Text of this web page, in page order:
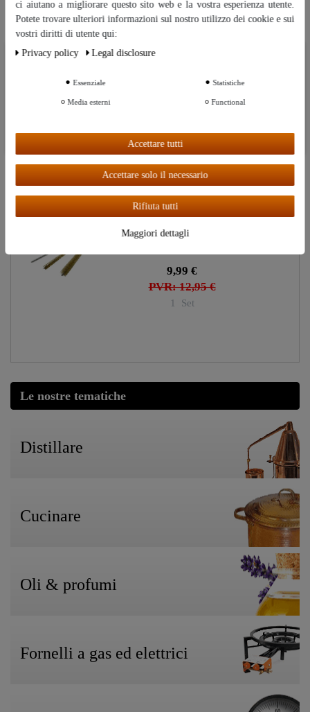
Artcoli simili
"Hecht" pipetta di misurazione
Ultima visualizzazione
"Hecht" spazzole per pipette | Set
da 4 pezzi
PVR: 12,95 €
9,99 €
1 Set
Le nostre tematiche
Distillare
Cucinare
Oli & profumi
Fornelli a gas ed elettrici
Ceres::Template.cookieBarHintText
Ceres::Template.cookieBarMoreSettings
Ceres::Template.cookieBarAcceptAll
ci aiutano a migliorare questo sito web e la vostra esperienza utente.
Potete trovare ulteriori informazioni sul nostro utilizzo dei cookie e sui
vostri diritti di utente qui:
Privacy policy
Legal disclosure
Essenziale Statistiche
Media esterni Functional
Accettare tutti
Accettare solo il necessario
Rifiuta tutti
Maggiori dettagli